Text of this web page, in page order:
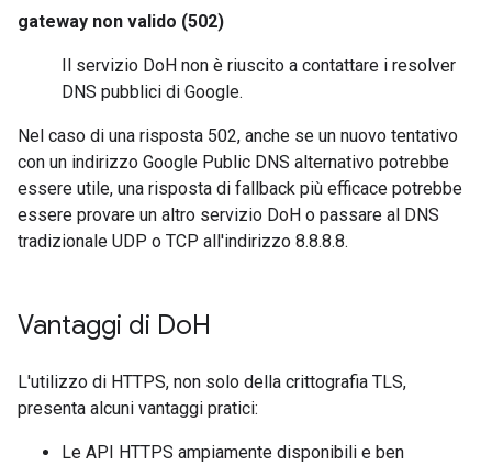
gateway non valido (502)
Il servizio DoH non è riuscito a contattare i resolver
DNS pubblici di Google.
Nel caso di una risposta 502, anche se un nuovo tentativo
con un indirizzo Google Public DNS alternativo potrebbe
essere utile, una risposta di fallback più efficace potrebbe
essere provare un altro servizio DoH o passare al DNS
tradizionale UDP o TCP all'indirizzo 8.8.8.8.
Vantaggi di DoH
L'utilizzo di HTTPS, non solo della crittografia TLS,
presenta alcuni vantaggi pratici:
Le API HTTPS ampiamente disponibili e ben